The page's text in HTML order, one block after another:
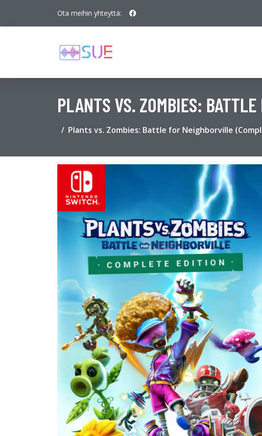
Ota meihin yhteyttä:
PLANTS VS. ZOMBIES:
Plants vs. Zombies: Battle for Neighborville